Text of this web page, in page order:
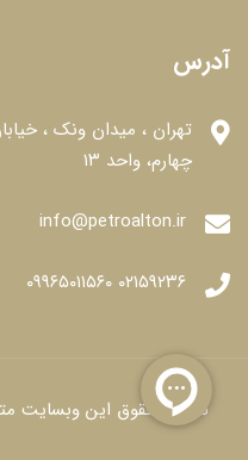
آدرس
چهارم، واحد ۱۳
info@petroalton.ir
۰۲۱۵۹۲۳۶ ۰۹۹۶۵۰۱۱۵۶۰
تمامی حقوق این وبسایت